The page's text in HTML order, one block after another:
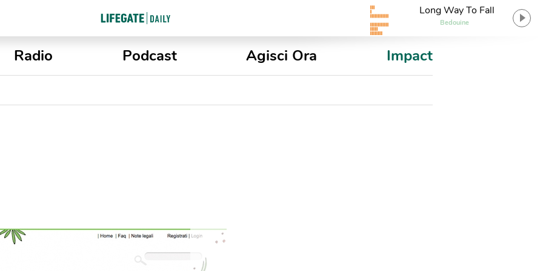
Long Way To Fall
Bedouine
Radio Podcast Agisci Ora Impact